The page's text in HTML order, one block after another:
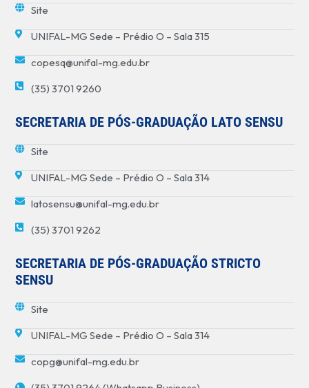
Site
UNIFAL-MG Sede – Prédio O – Sala 315
copesq@unifal-mg.edu.br
(35) 3701 9260
SECRETARIA DE PÓS-GRADUAÇÃO LATO SENSU
Site
UNIFAL-MG Sede – Prédio O – Sala 314
latosensu@unifal-mg.edu.br
(35) 3701 9262
SECRETARIA DE PÓS-GRADUAÇÃO STRICTO
SENSU
Site
UNIFAL-MG Sede – Prédio O – Sala 314
copg@unifal-mg.edu.br